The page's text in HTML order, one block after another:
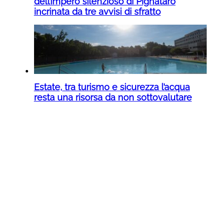
incrinata da tre avvisi di sfratto
Estate, tra turismo e sicurezza l’acqua
resta una risorsa da non sottovalutare